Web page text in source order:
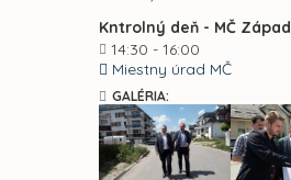
Kntrolný deň - MČ Západ
14:30 - 16:00
Miestny úrad MČ
GALÉRIA: